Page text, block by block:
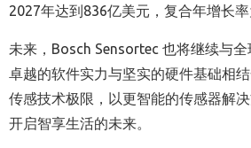
2027年达到836亿美元，复合年增长率
未来，Bosch Sensortec 也将继续与
卓越的软件实力与坚实的硬件基础相
传感技术极限，以更智能的传感器解
开启智享生活的未来。